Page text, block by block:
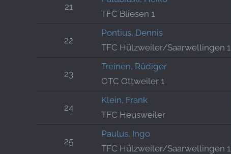
21
TFC Bliesen 1
22
Pontius, Dennis
TFC Hülzweiler/Saarwellingen 1
23
Treinen, Rüdiger
OTC Ottweiler 1
24
Klein, Frank
TFC Heusweiler
25
Paulus, Ingo
TFC Hülzweiler/Saarwellingen 1